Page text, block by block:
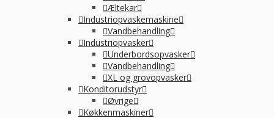
Æltekar
Industriopvaskemaskine
Vandbehandling
Industriopvasker
Underbordsopvasker
Vandbehandling
XL og grovopvasker
Konditorudstyr
Øvrige
Køkkenmaskiner